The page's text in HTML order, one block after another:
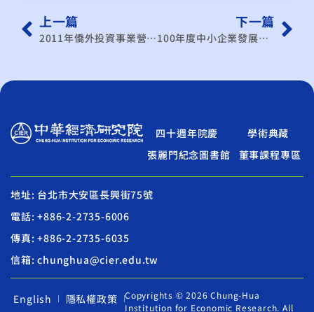
上一篇
2011年僑外投資事業營運狀況調查分析報告
下一篇
100年度中小企業發展法規檢視與促進計畫
四十週年院慶
學術典藏
張麗門紀念圖書館
董事課程專區
地址: 台北市大安區長興街75號
電話: +886-2-2735-6006
傳真: +886-2-2735-6035
信箱: chunghua@cier.edu.tw
English
隱私權政策
Copyrights © 2026 Chung-Hua
Institution for Economic Research. All